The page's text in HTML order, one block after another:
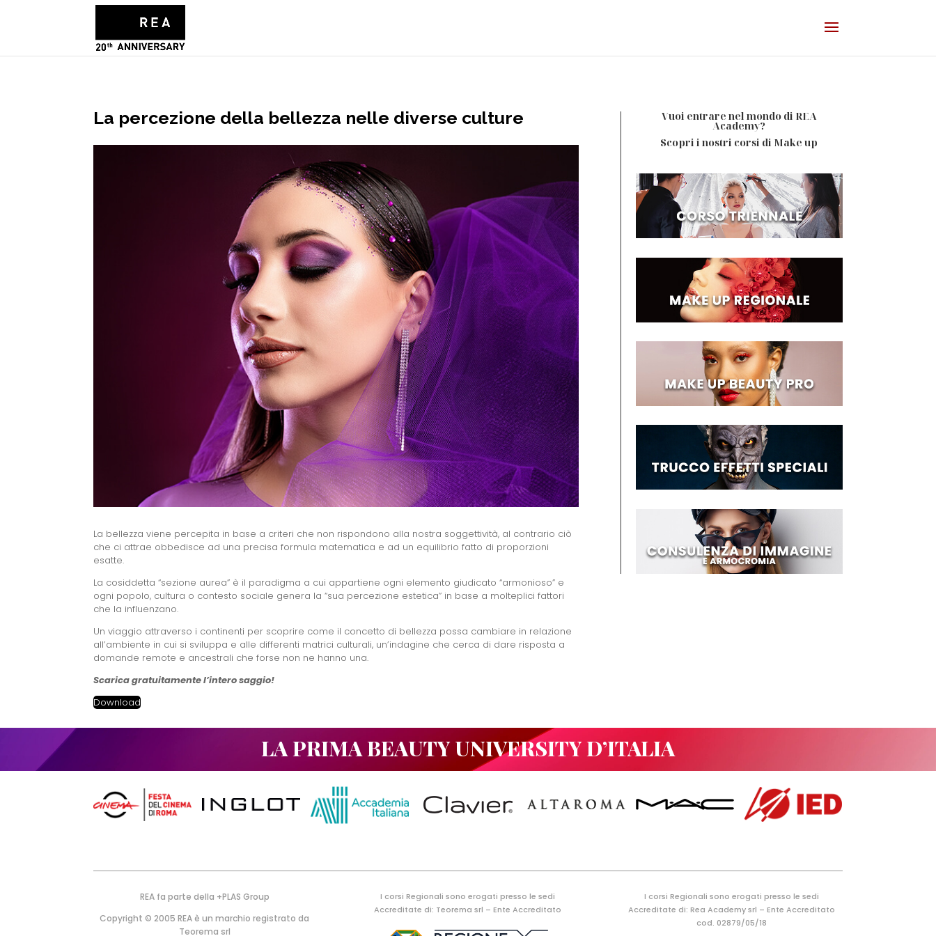
La percezione della bellezza nelle diverse culture
La bellezza viene percepita in base a criteri che non rispondono alla nostra soggettività, al contrario ciò
che ci attrae obbedisce ad una precisa formula matematica e ad un equilibrio fatto di proporzioni
esatte.
La cosiddetta “sezione aurea” è il paradigma a cui appartiene ogni elemento giudicato “armonioso” e
ogni popolo, cultura o contesto sociale genera la “sua percezione estetica” in base a molteplici fattori
che la influenzano.
Un viaggio attraverso i continenti per scoprire come il concetto di bellezza possa cambiare in relazione
all’ambiente in cui si sviluppa e alle differenti matrici culturali, un’indagine che cerca di dare risposta a
domande remote e ancestrali che forse non ne hanno una.
Scarica gratuitamente l’intero saggio!
Download
Vuoi entrare nel mondo di REA
Academy?
Scopri i nostri corsi di Make up
LA PRIMA BEAUTY UNIVERSITY D’ITALIA
REA fa parte della +PLAS Group
Copyright © 2005 REA è un marchio registrato da
Teorema srl
I corsi Regionali sono erogati presso le sedi
Accreditate di: Teorema srl – Ente Accreditato
I corsi Regionali sono erogati presso le sedi
Accreditate di: Rea Academy srl – Ente Accreditato
cod. 02879/05/18